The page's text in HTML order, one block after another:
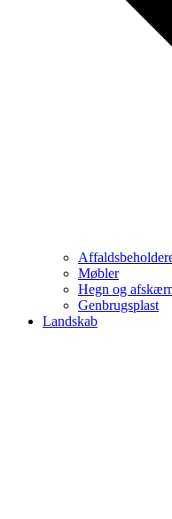
Møbler
Hegn og
Genbrugsplast
Landskab